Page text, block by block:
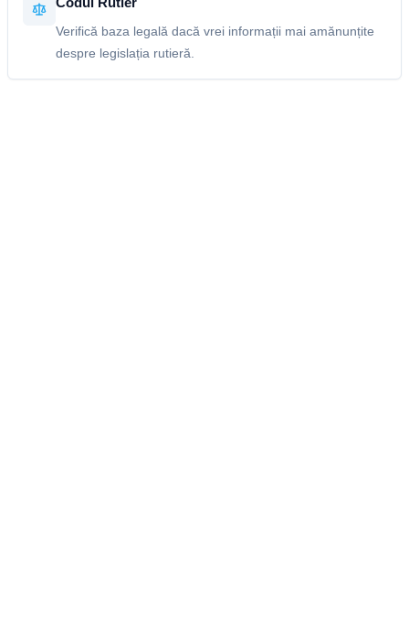
Verifică baza legală dacă vrei informații mai amănunțite
despre legislația rutieră.